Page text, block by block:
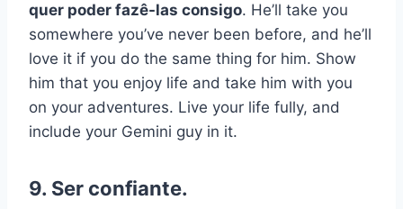
quer poder fazê-las consigo. He’ll take you
somewhere you’ve never been before, and he’ll
love it if you do the same thing for him. Show
him that you enjoy life and take him with you
on your adventures. Live your life fully, and
include your Gemini guy in it.
9. Ser confiante.